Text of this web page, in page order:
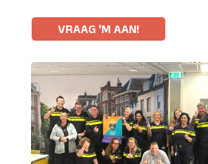
VRAAG 'M AAN!